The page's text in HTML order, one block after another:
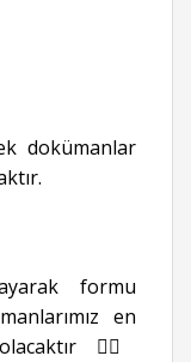
dokümanlar
formu
en
👉🏻